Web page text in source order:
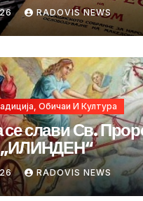
RADOVIS NEWS
Обичаи И Култура
се слави Св.
„ИЛИНДЕН“
RADOVIS NEWS